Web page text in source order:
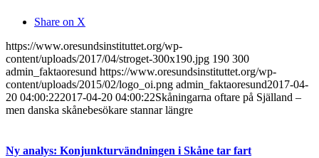
Share on X
https://www.oresundsinstituttet.org/wp-
content/uploads/2017/04/stroget-300x190.jpg 190 300
admin_faktaoresund https://www.oresundsinstituttet.org/wp-
content/uploads/2015/02/logo_oi.png admin_faktaoresund2017-04-
20 04:00:222017-04-20 04:00:22Skåningarna oftare på Själland –
men danska skånebesökare stannar längre
Ny analys: Konjunkturvändningen i Skåne tar fart